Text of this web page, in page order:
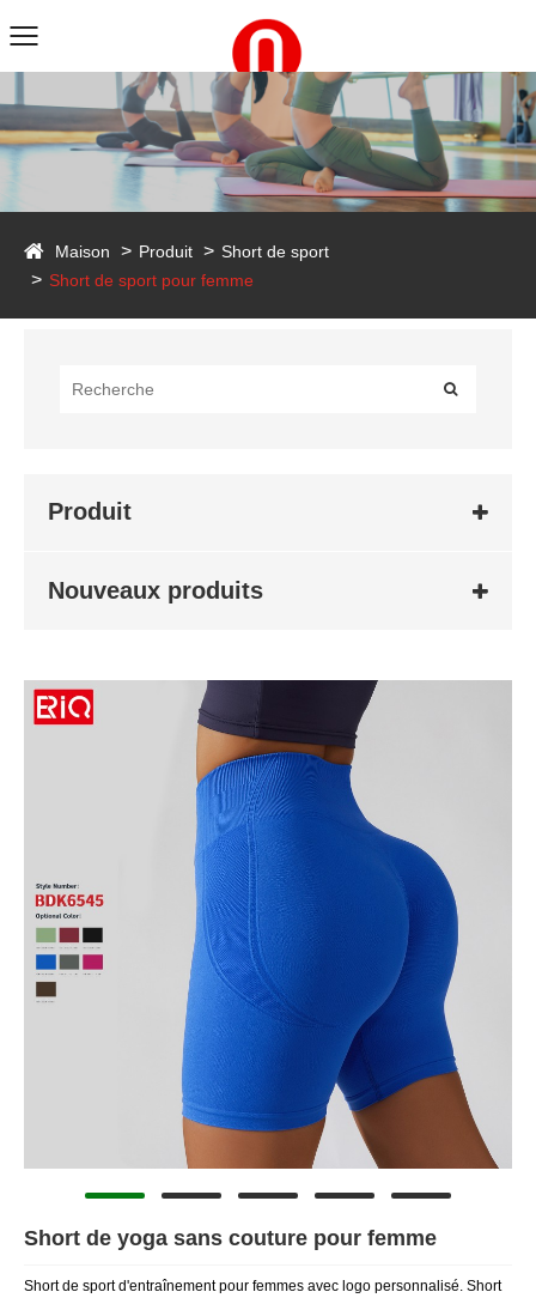
Maison Produit
Short de sport
Short de sport pour femme
Produit
Nouveaux produits
Short de yoga sans couture pour femme
Short de sport d'entraînement pour femmes avec logo personnalisé. Short